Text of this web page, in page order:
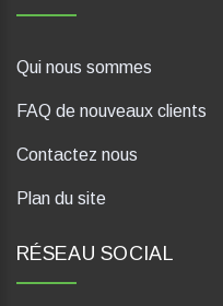
Qui nous sommes
FAQ de nouveaux clients
Contactez nous
Plan du site
RÉSEAU SOCIAL